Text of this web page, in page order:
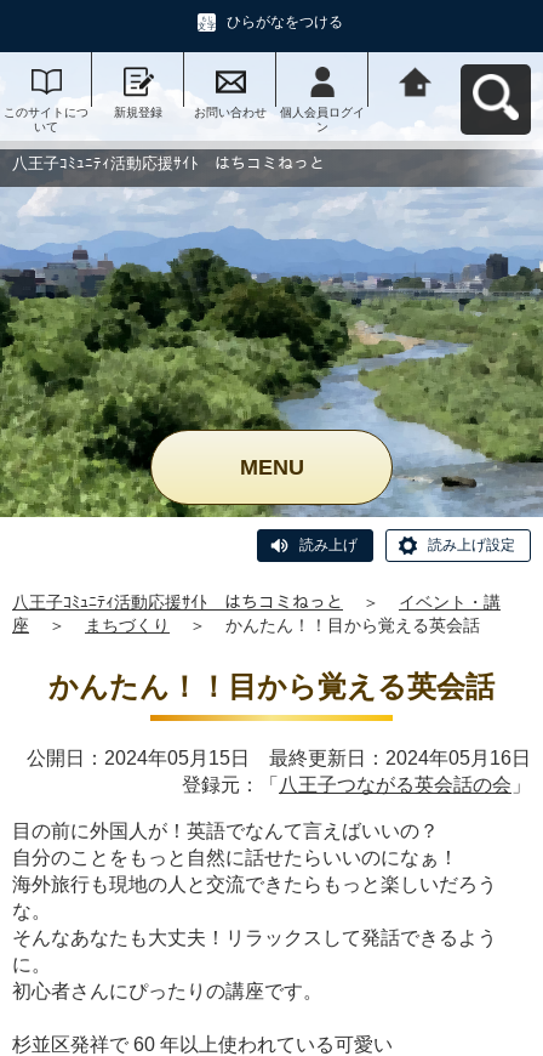
ひらがなをつける
このサイトにつ
いて
新規登録 お問い合わせ
個人会員ログイ
ン
動応援ｻｲﾄ はち
コミねっとへ戻
八王子ｺﾐｭﾆﾃｨ活動応援ｻｲﾄ はちコミねっと
MENU
読み上げ 読み上げ設定
八王子ｺﾐｭﾆﾃｨ活動応援ｻｲﾄ はちコミねっと ＞
イベント・講
座
＞ まちづくり ＞ かんたん！！目から覚える英会話
かんたん！！目から覚える英会話
公開日：2024年05月15日 最終更新日：2024年05月16日
登録元：「 八王子つながる英会話の会 」
目の前に外国人が！英語でなんて言えばいいの？
自分のことをもっと自然に話せたらいいのになぁ！
海外旅行も現地の人と交流できたらもっと楽しいだろう
な。
そんなあなたも大丈夫！リラックスして発話できるよう
に。
初心者さんにぴったりの講座です。
杉並区発祥で 60 年以上使われている可愛い